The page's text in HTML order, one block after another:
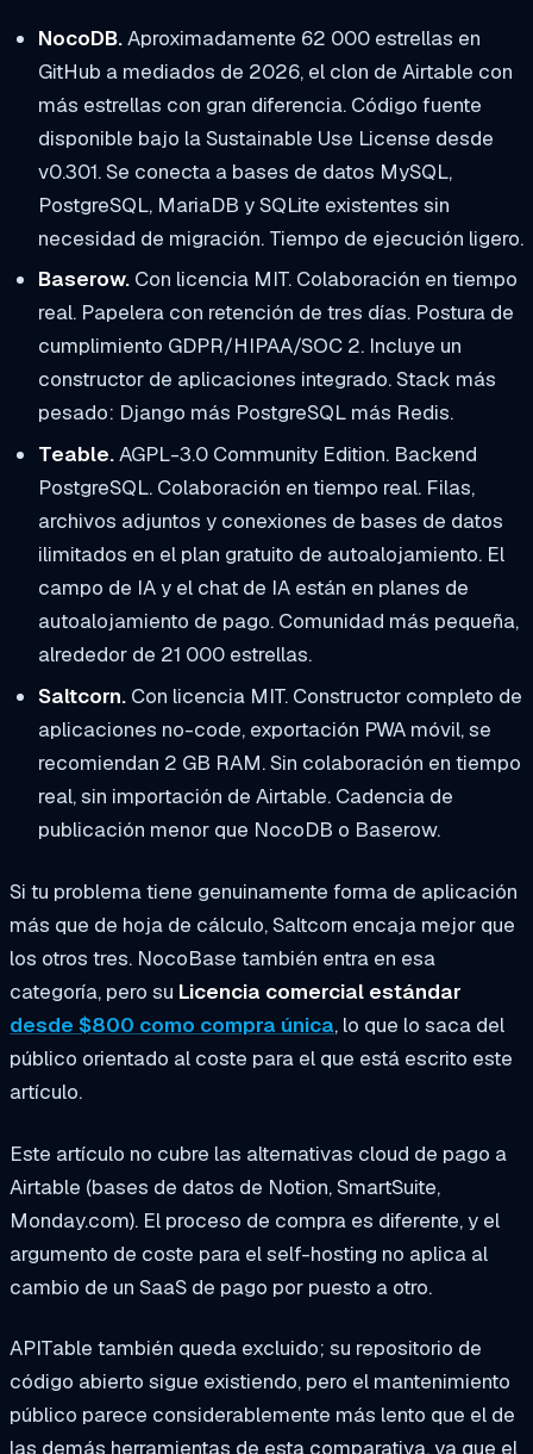
NocoDB.Aproximadamente 62 000 estrellas en
GitHub a mediados de 2026, el clon de Airtable con
más estrellas con gran diferencia. Código fuente
disponible bajo la Sustainable Use License desde
v0.301. Se conecta a bases de datos MySQL,
PostgreSQL, MariaDB y SQLite existentes sin
necesidad de migración. Tiempo de ejecución ligero.
Baserow.Con licencia MIT. Colaboración en tiempo
real. Papelera con retención de tres días. Postura de
cumplimiento GDPR/HIPAA/SOC 2. Incluye un
constructor de aplicaciones integrado. Stack más
pesado: Django más PostgreSQL más Redis.
Teable.AGPL-3.0 Community Edition. Backend
PostgreSQL. Colaboración en tiempo real. Filas,
archivos adjuntos y conexiones de bases de datos
ilimitados en el plan gratuito de autoalojamiento. El
campo de IA y el chat de IA están en planes de
autoalojamiento de pago. Comunidad más pequeña,
alrededor de 21 000 estrellas.
Saltcorn.Con licencia MIT. Constructor completo de
aplicaciones no-code, exportación PWA móvil, se
recomiendan 2 GB RAM. Sin colaboración en tiempo
real, sin importación de Airtable. Cadencia de
publicación menor que NocoDB o Baserow.
Si tu problema tiene genuinamente forma de aplicación
más que de hoja de cálculo, Saltcorn encaja mejor que
los otros tres. NocoBase también entra en esa
categoría, pero su Licencia comercial estándar
desde $800 como compra única, lo que lo saca del
público orientado al coste para el que está escrito este
artículo.
Este artículo no cubre las alternativas cloud de pago a
Airtable (bases de datos de Notion, SmartSuite,
Monday.com). El proceso de compra es diferente, y el
argumento de coste para el self-hosting no aplica al
cambio de un SaaS de pago por puesto a otro.
APITable también queda excluido; su repositorio de
código abierto sigue existiendo, pero el mantenimiento
público parece considerablemente más lento que el de
las demás herramientas de esta comparativa, ya que el